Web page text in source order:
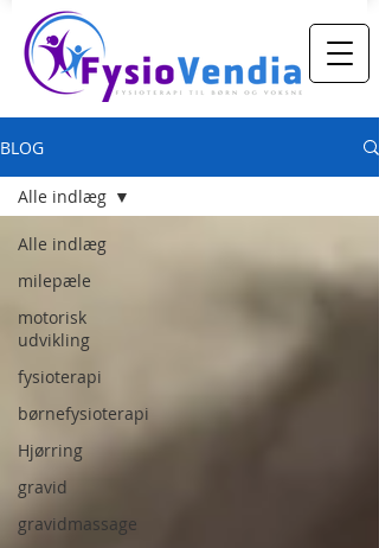
BLOG
Alle indlæg
milepæle
motorisk
udvikling
fysioterapi
børnefysioterapi
Hjørring
gravid
gravidmassage
Alle indlæg